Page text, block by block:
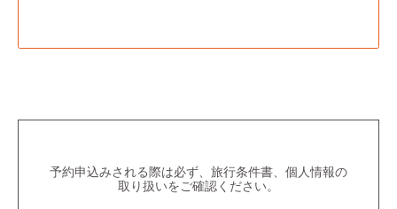
予約申込みされる際は必ず、旅行条件書、個人情報の
取り扱いをご確認ください。